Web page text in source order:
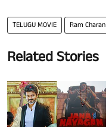
TELUGU MOVIE Ram Charan
Related Stories